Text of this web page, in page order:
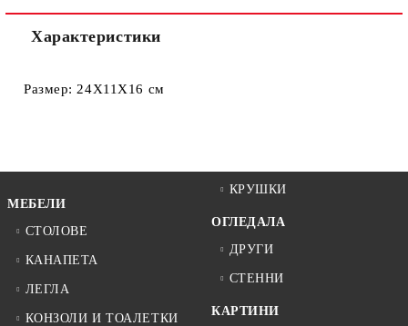
Характеристики
Размер: 24Х11Х16 см
МЕБЕЛИ
СТОЛОВЕ
КАНАПЕТА
ЛЕГЛА
КОНЗОЛИ И ТОАЛЕТКИ
КРУШКИ
ОГЛЕДАЛА
ДРУГИ
СТЕННИ
КАРТИНИ